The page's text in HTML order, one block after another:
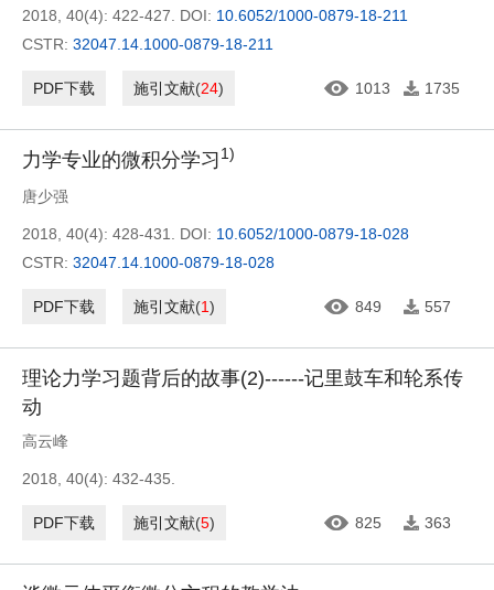
2018, 40(4): 422-427. DOI: 10.6052/1000-0879-18-211
CSTR: 32047.14.1000-0879-18-211
PDF下载 施引文献(24) 1013 1735
力学专业的微积分学习 1)
唐少强
2018, 40(4): 428-431. DOI: 10.6052/1000-0879-18-028
CSTR: 32047.14.1000-0879-18-028
PDF下载 施引文献(1) 849 557
理论力学习题背后的故事(2)------记里鼓车和轮系传
动
高云峰
2018, 40(4): 432-435.
PDF下载 施引文献(5) 825 363